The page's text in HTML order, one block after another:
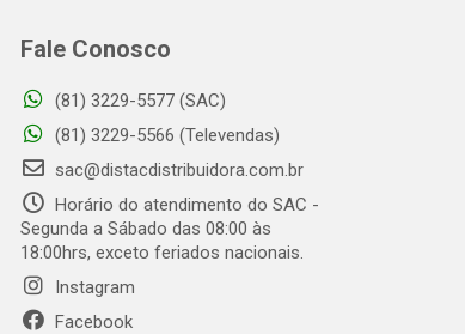
Fale Conosco
(81) 3229-5577 (SAC)
(81) 3229-5566 (Televendas)
sac@distacdistribuidora.com.br
Horário do atendimento do SAC -
Segunda a Sábado das 08:00 às
18:00hrs, exceto feriados nacionais.
Instagram
Facebook